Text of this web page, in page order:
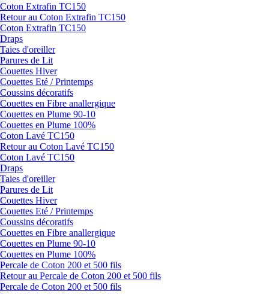
Coton Extrafin TC150
Retour au Coton Extrafin TC150
Coton Extrafin TC150
Draps
Taies d'oreiller
Parures de Lit
Couettes Hiver
Couettes Eté / Printemps
Coussins décoratifs
Couettes en Fibre anallergique
Couettes en Plume 90-10
Couettes en Plume 100%
Coton Lavé TC150
Retour au Coton Lavé TC150
Coton Lavé TC150
Draps
Taies d'oreiller
Parures de Lit
Couettes Hiver
Couettes Eté / Printemps
Coussins décoratifs
Couettes en Fibre anallergique
Couettes en Plume 90-10
Couettes en Plume 100%
Percale de Coton 200 et 500 fils
Retour au Percale de Coton 200 et 500 fils
Percale de Coton 200 et 500 fils